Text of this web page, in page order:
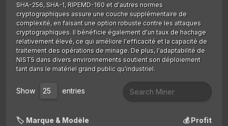
SHA-256, SHA-1, RIPEMD-160 et d'autres normes
cryptographiques assure une couche supplémentaire de
complexité, en faisant une option robuste contre les attaques
cryptographiques. Il bénéficie également d'un taux de hachage
relativement élevé, ce qui améliore l'efficacité et la capacité de
traitement des opérations de minage. De plus, l'adaptabilité de
NIST5 dans divers environnements soutient son déploiement
tant dans le matériel grand public qu'industriel.
Show entries
🏷️ Marque & Modèle 💰 Profit